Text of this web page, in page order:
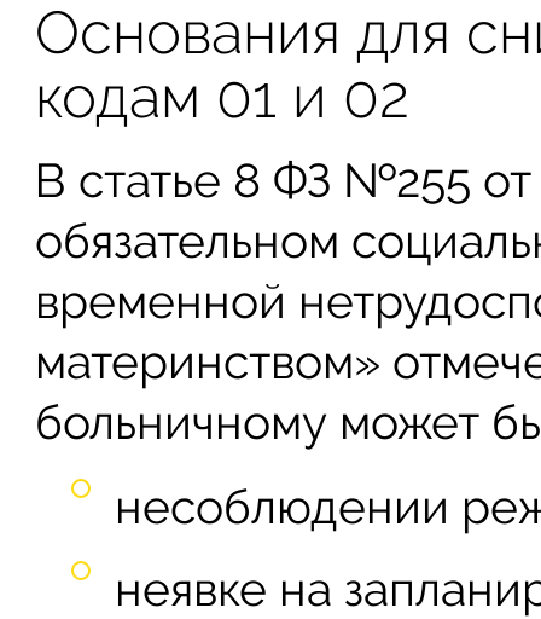
Основания для
кодам 01 и 02
В статье 8 ФЗ №255 от
обязательном
временной
материнством»
больничному может
несоблюдении
неявке на